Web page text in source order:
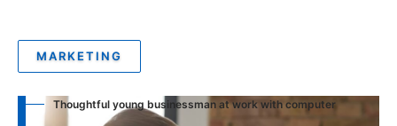
MARKETING
Thoughtful young businessman at work with computer